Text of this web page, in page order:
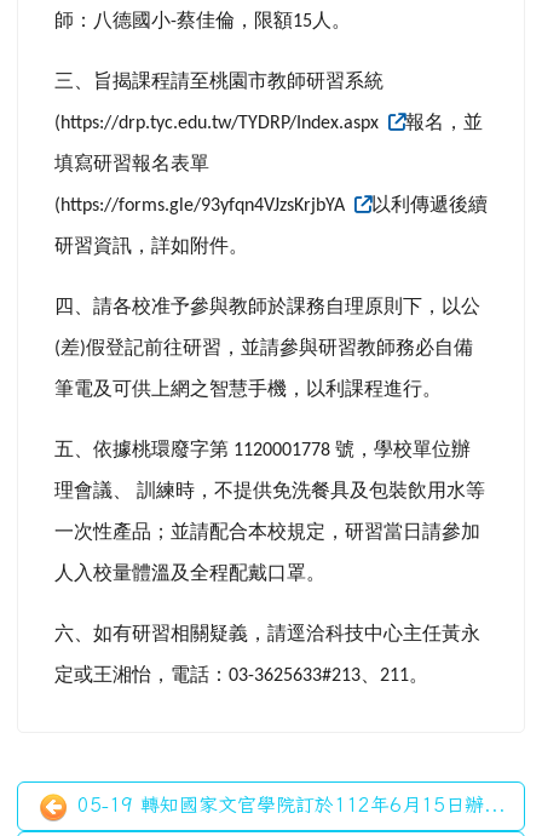
師：八德國小-蔡佳倫，限額15人。
三、旨揭課程請至桃園市教師研習系統
(https://drp.tyc.edu.tw/TYDRP/Index.aspx
報名，並
填寫研習報名表單
(https://forms.gle/93yfqn4VJzsKrjbYA
以利傳遞後續
研習資訊，詳如附件。
四、請各校准予參與教師於課務自理原則下，以公
(差)假登記前往研習，並請參與研習教師務必自備
筆電及可供上網之智慧手機，以利課程進行。
五、依據桃環廢字第 1120001778 號，學校單位辦
理會議、
訓練時，不提供免洗餐具及包裝飲用水等
一次性產品；並請配合本校規定，研習當日請參加
人入校量體溫及全程配戴口罩。
六、如有研習相關疑義，請逕洽科技中心主任黃永
定或王湘怡，電話： 03-3625633#213 211。
05-19 轉知國家文官學院訂於112年6月15日辦...